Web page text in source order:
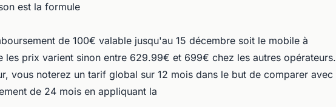
est la formule
de 100€ valable jusqu'au 15 décembre soit le mobile à
les prix varient sinon entre 629.99€ et 699€ chez les autres opérateurs.
vous noterez un tarif global sur 12 mois dans le but de comparer avec
de 24 mois en appliquant la